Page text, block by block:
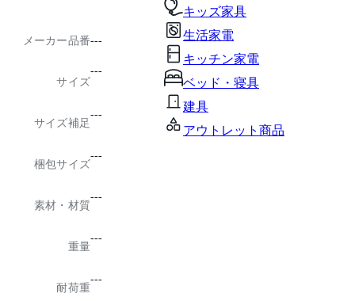
キッズ家具
生活家電
キッチン家電
ベッド・寝具
建具
アウトレット商品
メーカー品番---
サイズ
---
サイズ補足
---
梱包サイズ
---
素材・材質
---
重量
---
耐荷重
---